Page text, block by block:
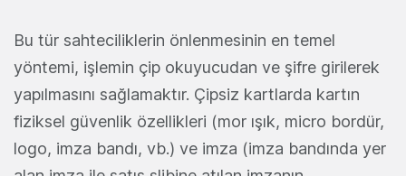
Bu tür sahteciliklerin önlenmesinin en temel
yöntemi, işlemin çip okuyucudan ve şifre girilerek
yapılmasını sağlamaktır. Çipsiz kartlarda kartın
fiziksel güvenlik özellikleri (mor ışık, micro bordür,
logo, imza bandı, vb.) ve imza (imza bandında yer